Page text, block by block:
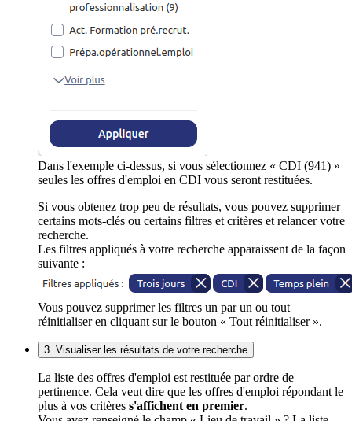
Dans l'exemple ci-dessus, si vous sélectionnez « CDI (941) »
seules les offres d'emploi en CDI vous seront restituées.
Si vous obtenez trop peu de résultats, vous pouvez supprimer
certains mots-clés ou certains filtres et critères et relancer votre
recherche.
Les filtres appliqués à votre recherche apparaissent de la façon
suivante :
Vous pouvez supprimer les filtres un par un ou tout
réinitialiser en cliquant sur le bouton « Tout réinitialiser ».
3. Visualiser les résultats de votre recherche
La liste des offres d'emploi est restituée par ordre de
pertinence. Cela veut dire que les offres d'emploi répondant le
plus à vos critères s'affichent en premier.